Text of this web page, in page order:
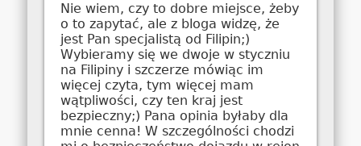
Nie wiem, czy to dobre miejsce, żeby
o to zapytać, ale z bloga widzę, że
jest Pan specjalistą od Filipin;)
Wybieramy się we dwoje w styczniu
na Filipiny i szczerze mówiąc im
więcej czyta, tym więcej mam
wątpliwości, czy ten kraj jest
bezpieczny;) Pana opinia byłaby dla
mnie cenna! W szczególności chodzi